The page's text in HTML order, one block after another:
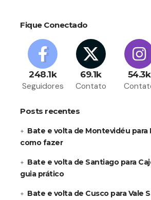
Fique Conectado
248.1k
Seguidores
69.1k
Contato
54.3k
Posts recentes
Bate e volta de Montevidéu para
como fazer
Bate e volta de Santiago para
guia prático
Bate e volta de Cusco para Vale